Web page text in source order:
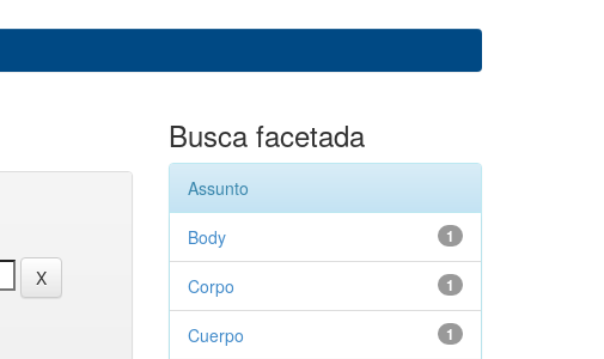
Busca facetada
Assunto
1
Body
1
Corpo
1
Cuerpo